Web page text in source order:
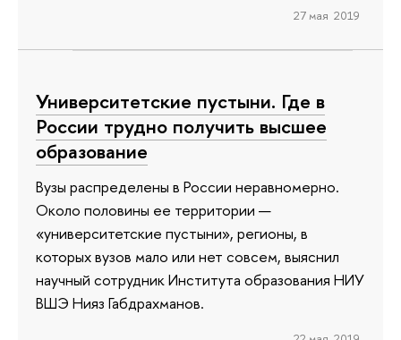
27 мая 2019
Университетские пустыни. Где в
России трудно получить высшее
образование
Вузы распределены в России неравномерно.
Около половины ее территории —
«университетские пустыни», регионы, в
которых вузов мало или нет совсем, выяснил
научный сотрудник Института образования НИУ
ВШЭ Нияз Габдрахманов.